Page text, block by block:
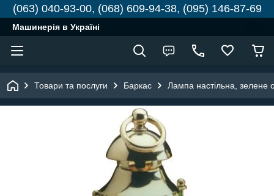
(063) 040-93-00, (068) 609-94-38, (095) 146-87-69
Машинерія в Україні
Товари та послуги Баркас Лампа настільна, зелене